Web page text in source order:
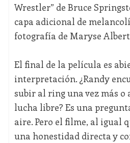
Wrestler” de Bruce
capa adicional de
fotografía de Maryse
El final de la película es
interpretación. ¿Randy
subir al ring una vez más o
lucha libre? Es una
aire. Pero el filme, al igual
una honestidad directa y